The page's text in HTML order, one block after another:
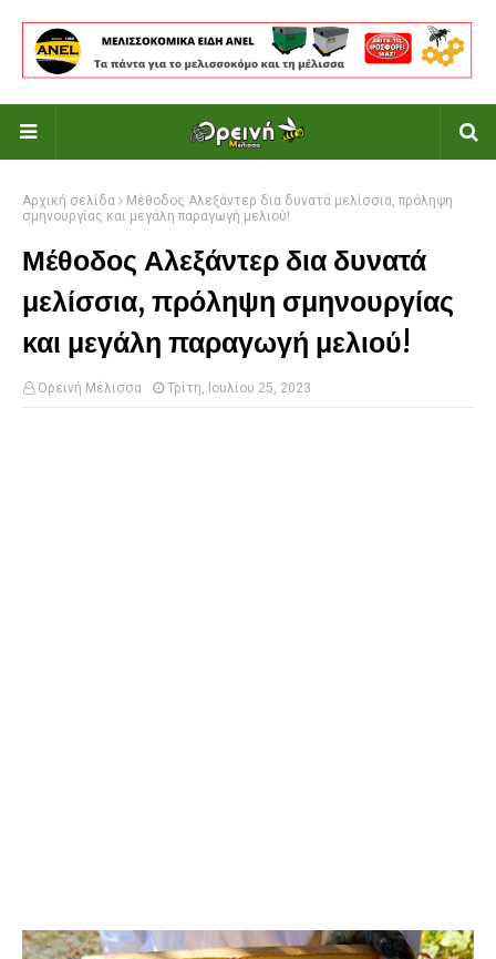
Αρχική σελίδα
Μέθοδος Αλεξάντερ δια δυνατά μελίσσια, πρόληψη
σμηνουργίας και μεγάλη παραγωγή μελιού!
Μέθοδος Αλεξάντερ δια δυνατά
μελίσσια, πρόληψη σμηνουργίας
και μεγάλη παραγωγή μελιού!
Ορεινή Μέλισσα Τρίτη, Ιουλίου 25, 2023